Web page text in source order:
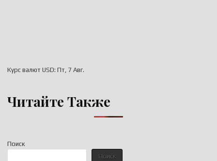
Поиск
Поиск
Курс валют USD: Пт, 7 Авг.
Читайте Также